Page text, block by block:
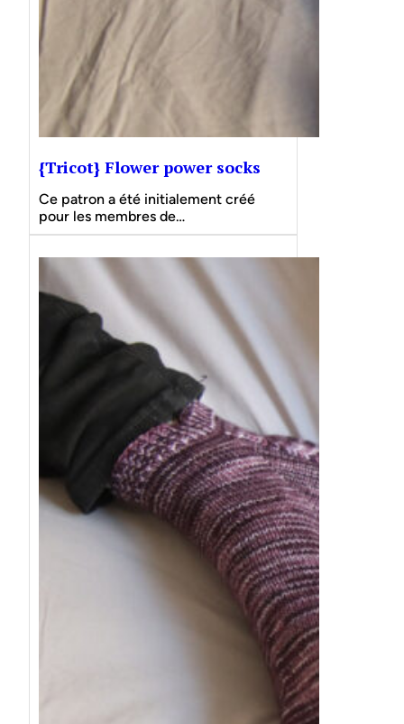
{Tricot} Flower power socks
Ce patron a été initialement créé
pour les membres de…